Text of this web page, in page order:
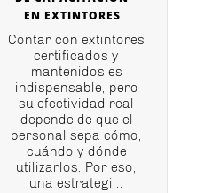
EN EXTINTORES
Contar con extintores
certificados y
mantenidos es
indispensable, pero
su efectividad real
depende de que el
personal sepa cómo,
cuándo y dónde
utilizarlos. Por eso,
una estrategi...